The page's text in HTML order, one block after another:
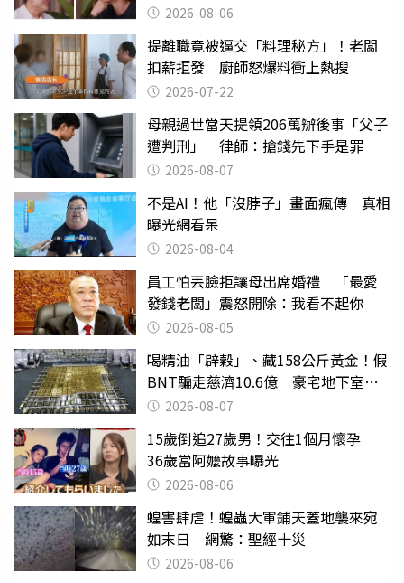
2026-08-06
提離職竟被逼交「料理秘方」！老闆
扣薪拒發 廚師怒爆料衝上熱搜
2026-07-22
母親過世當天提領206萬辦後事「父子
遭判刑」 律師：搶錢先下手是罪
2026-08-07
不是AI！他「沒脖子」畫面瘋傳 真相
曝光網看呆
2026-08-04
員工怕丟臉拒讓母出席婚禮 「最愛
發錢老闆」震怒開除：我看不起你
2026-08-05
喝精油「辟穀」、藏158公斤黃金！假
BNT騙走慈濟10.6億 豪宅地下室竟
挖出乾鮑金庫
2026-08-07
15歲倒追27歲男！交往1個月懷孕
36歲當阿嬤故事曝光
2026-08-06
蝗害肆虐！蝗蟲大軍鋪天蓋地襲來宛
如末日 網驚：聖經十災
2026-08-06